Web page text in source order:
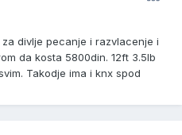
divlje pecanje i razvlacenje i
da kosta 5800din. 12ft 3.5lb
Takodje ima i knx spod